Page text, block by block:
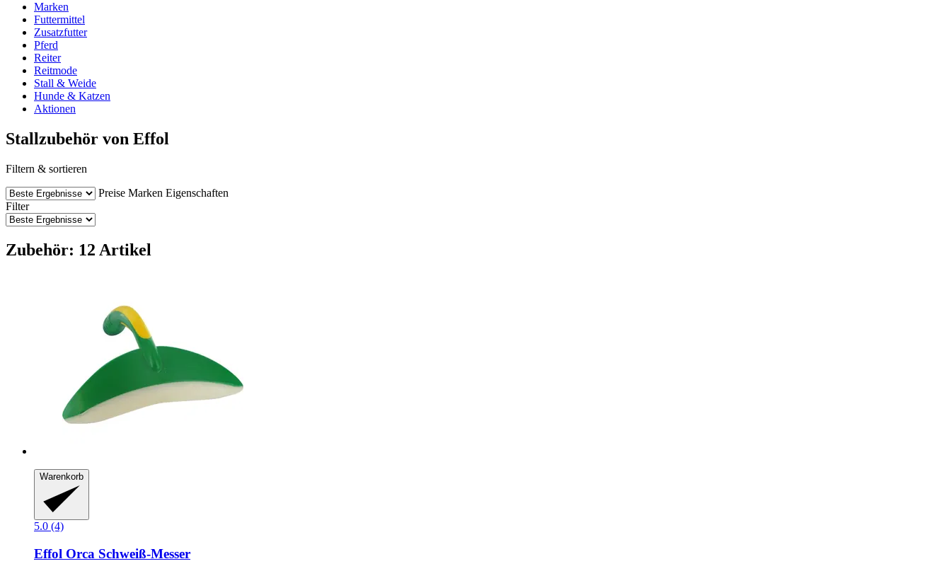
Marken
Futtermittel
Zusatzfutter
Pferd
Reiter
Reitmode
Stall & Weide
Hunde & Katzen
Aktionen
Stallzubehör von Effol
Filtern & sortieren
Preise Marken Eigenschaften
Filter
Zubehör: 12 Artikel
Warenkorb
5.0 (4)
Effol Orca Schweiß-​Messer